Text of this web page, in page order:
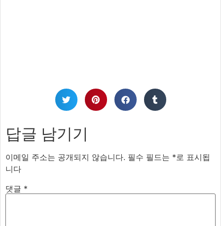
답글 남기기
이메일 주소는 공개되지 않습니다. 필수 필드는 * 로 표시됩
니다
댓글 *